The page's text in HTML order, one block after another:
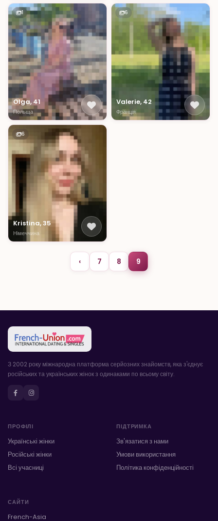
1
Olga, 41
Польща
6
Valerie, 42
Франція
6
Kristina, 35
Німеччина
‹ 7 8 9
З 2002 року міжнародна платформа серйозних знайомств, яка з'єднує
російських та українських жінок з одинаками по всьому світу.
ПРОФІЛІ
Українські жінки
Російські жінки
Всі учасниці
ПІДТРИМКА
Зв'язатися з нами
Умови використання
Політика конфіденційності
САЙТИ
French-Asia